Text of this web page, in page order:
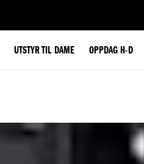
UTSTYR TIL DAME OPPDAG H-D